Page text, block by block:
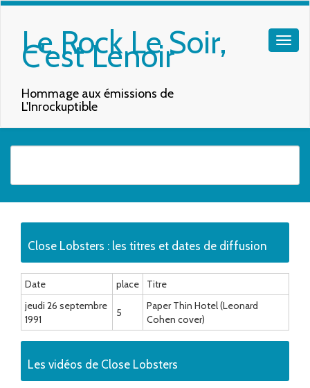
Le Rock Le Soir,
C'est Lenoir
Hommage aux émissions de
L'Inrockuptible
Close Lobsters : les titres et dates de diffusion
Date place
Titre
jeudi 26 septembre
1991
5
Paper Thin Hotel (Leonard
Cohen cover)
Les vidéos de Close Lobsters